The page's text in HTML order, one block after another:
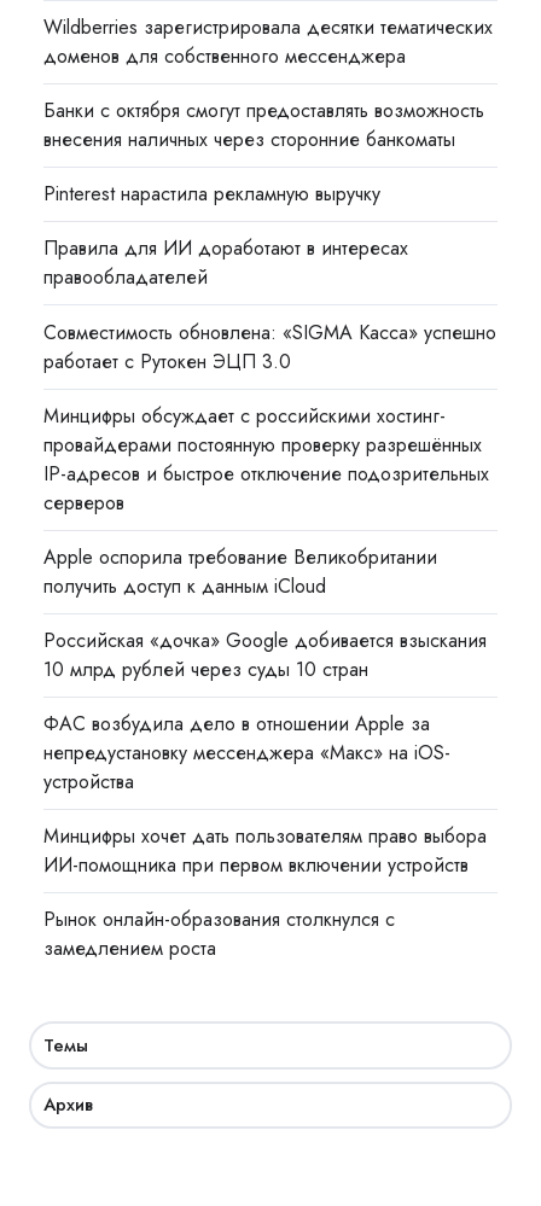
Wildberries зарегистрировала десятки тематических
доменов для собственного мессенджера
Банки с октября смогут предоставлять возможность
внесения наличных через сторонние банкоматы
Pinterest нарастила рекламную выручку
Правила для ИИ доработают в интересах
правообладателей
Совместимость обновлена: «SIGMA Касса» успешно
работает с Рутокен ЭЦП 3.0
Минцифры обсуждает с российскими хостинг-
провайдерами постоянную проверку разрешённых
IP-адресов и быстрое отключение подозрительных
серверов
Apple оспорила требование Великобритании
получить доступ к данным iCloud
Российская «дочка» Google добивается взыскания
10 млрд рублей через суды 10 стран
ФАС возбудила дело в отношении Apple за
непредустановку мессенджера «Макс» на iOS-
устройства
Минцифры хочет дать пользователям право выбора
ИИ-помощника при первом включении устройств
Рынок онлайн-образования столкнулся с
замедлением роста
Темы
Архив